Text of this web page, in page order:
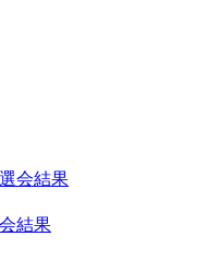
会結果
結果